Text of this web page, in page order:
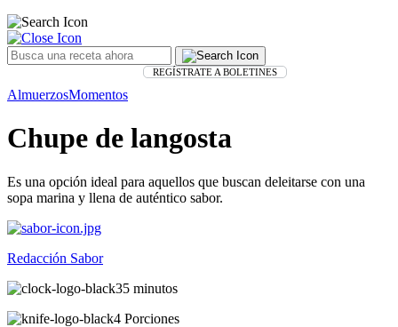
REGÍSTRATE A BOLETINES
AlmuerzosMomentos
Chupe de langosta
Es una opción ideal para aquellos que buscan deleitarse con una
sopa marina y llena de auténtico sabor.
Redacción Sabor
35 minutos
4 Porciones